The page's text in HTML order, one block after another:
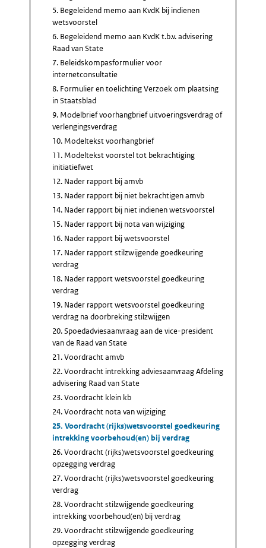
5. Begeleidend memo aan KvdK bij indienen
wetsvoorstel
6. Begeleidend memo aan KvdK t.b.v. advisering
Raad van State
7. Beleidskompasformulier voor
internetconsultatie
8. Formulier en toelichting Verzoek om plaatsing
in Staatsblad
9. Modelbrief voorhangbrief uitvoeringsverdrag of
verlengingsverdrag
10. Modeltekst voorhangbrief
11. Modeltekst voorstel tot bekrachtiging
initiatiefwet
12. Nader rapport bij amvb
13. Nader rapport bij niet bekrachtigen amvb
14. Nader rapport bij niet indienen wetsvoorstel
15. Nader rapport bij nota van wijziging
16. Nader rapport bij wetsvoorstel
17. Nader rapport stilzwijgende goedkeuring
verdrag
18. Nader rapport wetsvoorstel goedkeuring
verdrag
19. Nader rapport wetsvoorstel goedkeuring
verdrag na doorbreking stilzwijgen
20. Spoedadviesaanvraag aan de vice-president
van de Raad van State
21. Voordracht amvb
22. Voordracht intrekking adviesaanvraag Afdeling
advisering Raad van State
23. Voordracht klein kb
24. Voordracht nota van wijziging
25. Voordracht (rijks)wetsvoorstel goedkeuring
intrekking voorbehoud(en) bij verdrag
26. Voordracht (rijks)wetsvoorstel goedkeuring
opzegging verdrag
27. Voordracht (rijks)wetsvoorstel goedkeuring
verdrag
28. Voordracht stilzwijgende goedkeuring
intrekking voorbehoud(en) bij verdrag
29. Voordracht stilzwijgende goedkeuring
opzegging verdrag